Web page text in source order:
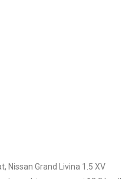
Nissan Grand Livina 1.5 XV